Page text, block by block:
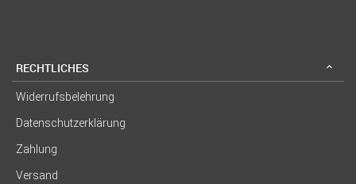
RECHTLICHES
Widerrufsbelehrung
Datenschutzerklärung
Zahlung
Versand